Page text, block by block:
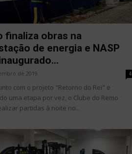
finaliza obras na
de energia e NASP
de 2019 4
com o projeto "Retorno do Rei" e
uma etapa por vez, o Clube do Remo
partidas à noite no...